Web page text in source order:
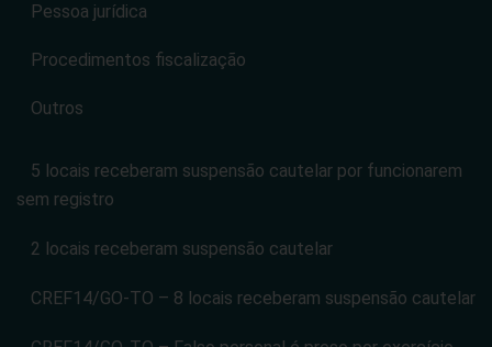
Pessoa jurídica
Procedimentos fiscalização
Outros
5 locais receberam suspensão cautelar por funcionarem
sem registro
2 locais receberam suspensão cautelar
CREF14/GO-TO – 8 locais receberam suspensão cautelar